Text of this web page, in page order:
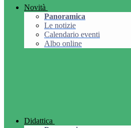
Novità
Panoramica
Le notizie
Calendario eventi
Albo online
Didattica